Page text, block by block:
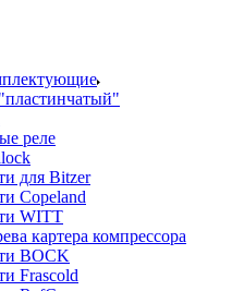
реле
для Bitzer
Copeland
WITT
картера компрессора
BOCK
Frascold